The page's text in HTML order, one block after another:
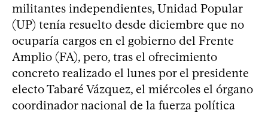
militantes independientes, Unidad Popular
(UP) tenía resuelto desde diciembre que no
ocuparía cargos en el gobierno del Frente
Amplio (FA), pero, tras el ofrecimiento
concreto realizado el lunes por el presidente
electo Tabaré Vázquez, el miércoles el órgano
coordinador nacional de la fuerza política